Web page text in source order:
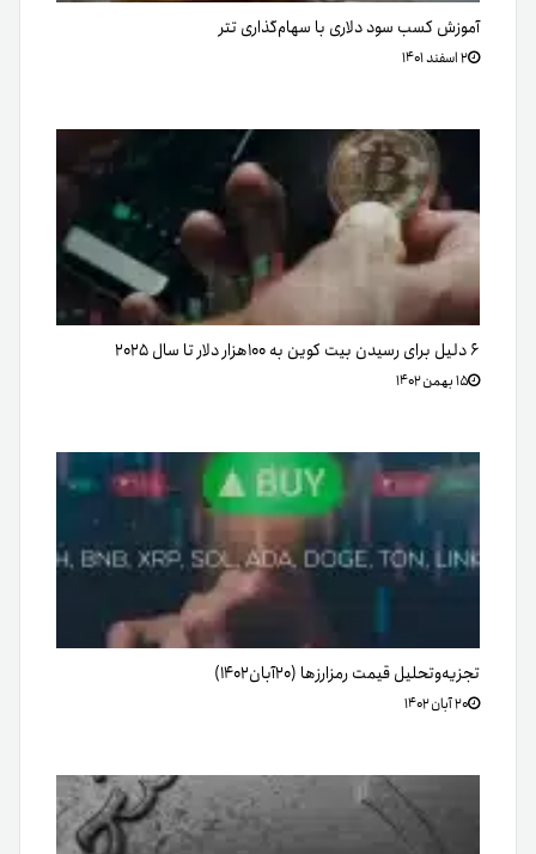
آموزش کسب سود دلاری با سهام‌گذاری تتر
۲ اسفند ۱۴۰۱
۶ دلیل برای رسیدن بیت کوین به ۱۰۰هزار دلار تا سال ۲۰۲۵
۱۵ بهمن ۱۴۰۲
تجزیه‌وتحلیل قیمت رمزارزها (۲۰‌آبان‌۱۴۰۲)
۲۰ آبان ۱۴۰۲